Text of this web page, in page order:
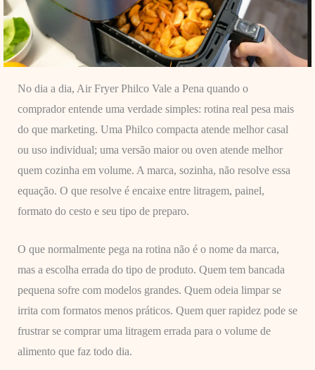
No dia a dia, Air Fryer Philco Vale a Pena quando o
comprador entende uma verdade simples: rotina real pesa mais
do que marketing. Uma Philco compacta atende melhor casal
ou uso individual; uma versão maior ou oven atende melhor
quem cozinha em volume. A marca, sozinha, não resolve essa
equação. O que resolve é encaixe entre litragem, painel,
formato do cesto e seu tipo de preparo.
O que normalmente pega na rotina não é o nome da marca,
mas a escolha errada do tipo de produto. Quem tem bancada
pequena sofre com modelos grandes. Quem odeia limpar se
irrita com formatos menos práticos. Quem quer rapidez pode se
frustrar se comprar uma litragem errada para o volume de
alimento que faz todo dia.